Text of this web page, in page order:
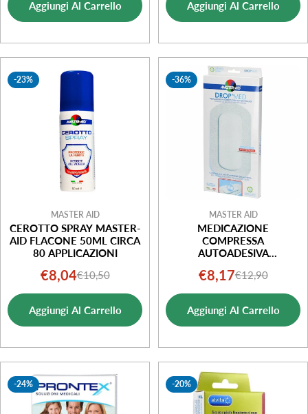
vendita
Aggiungi Al Carrello
vendita
Aggiungi Al Carrello
-23%
MASTER AID
CEROTTO SPRAY MASTER-
AID FLACONE 50ML CIRCA
80 APPLICAZIONI
Prezzo
di
vendita
€8,04Prezzo
normale
€10,50
Aggiungi Al Carrello
-36%
MASTER AID
MEDICAZIONE
COMPRESSA
AUTOADESIVA
IPOALLERGENICAAERATA
Prezzo
di
vendita
€8,17Prezzo
normale
€12,90
Aggiungi Al Carrello
-24% -20%